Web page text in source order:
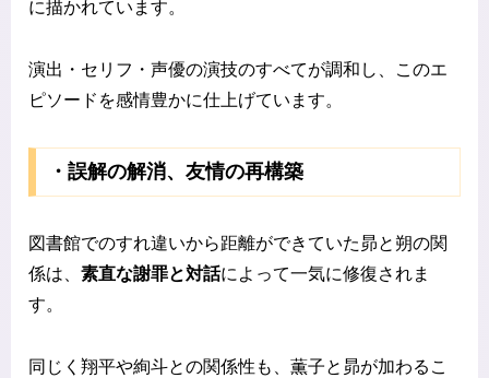
に描かれています。
演出・セリフ・声優の演技のすべてが調和し、このエ
ピソードを感情豊かに仕上げています。
・誤解の解消、友情の再構築
図書館でのすれ違いから距離ができていた昴と朔の関
係は、 素直な謝罪と対話によって一気に修復されま
す。
同じく翔平や絢斗との関係性も、薫子と昴が加わるこ